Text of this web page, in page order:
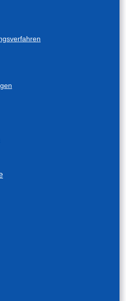
Informationen: Bau und Planung
Wahlen
Archiv